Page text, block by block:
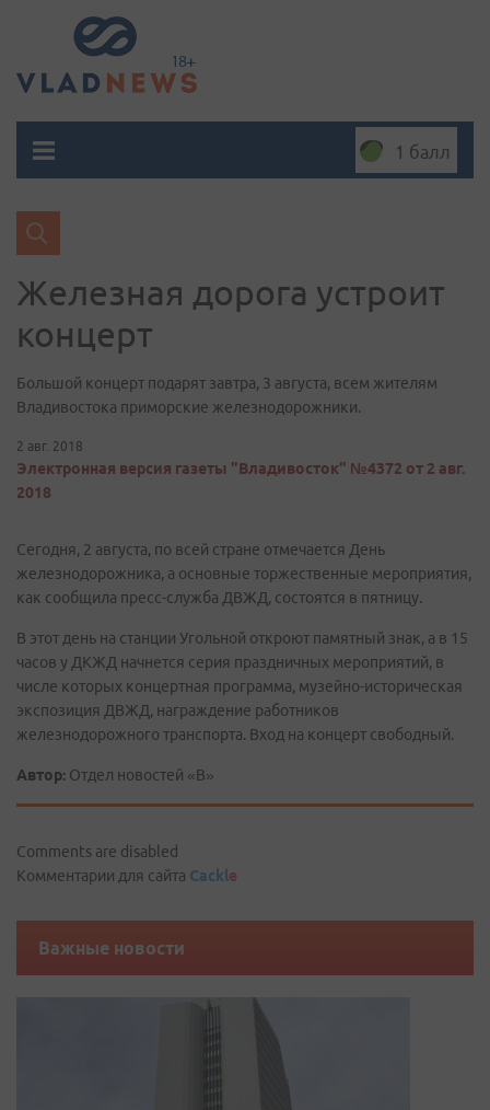
1 балл
Железная дорога устроит
концерт
Большой концерт подарят завтра, 3 августа, всем жителям
Владивостока приморские железнодорожники.
2 авг. 2018
Электронная версия газеты "Владивосток" №4372 от 2 авг.
2018
Сегодня, 2 августа, по всей стране отмечается День
железнодорожника, а основные торжественные мероприятия,
как сообщила пресс-служба ДВЖД, состоятся в пятницу.
В этот день на станции Угольной откроют памятный знак, а в 15
часов у ДКЖД начнется серия праздничных мероприятий, в
числе которых концертная программа, музейно-историческая
экспозиция ДВЖД, награждение работников
железнодорожного транспорта. Вход на концерт свободный.
Автор: Отдел новостей «В»
Comments are disabled
Комментарии для сайта Cackle
Важные новости